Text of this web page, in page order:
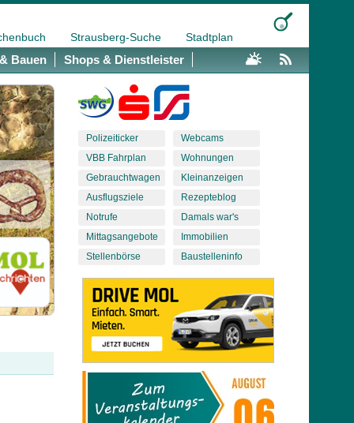
Strausberg-Suche Stadtplan
Bauen Shops & Dienstleister
Polizeiticker
VBB Fahrplan
Gebrauchtwagen
Ausflugsziele
Notrufe
Mittagsangebote
Stellenbörse
Webcams
Wohnungen
Kleinanzeigen
Rezepteblog
Damals war's
Immobilien
Baustelleninfo